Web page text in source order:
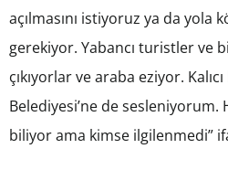
açılmasını istiyoruz ya da
gerekiyor. Yabancı turistler ve
çıkıyorlar ve araba eziyor.
Belediyesi’ne de sesleniyorum.
biliyor ama kimse ilgilenmedi”